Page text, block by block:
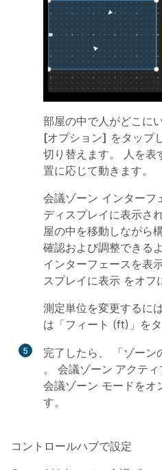
部屋の中で人がどこに
[オプション] をタップ
切り替えます。 人を表
置に応じて動きます。
会議ゾーン インターフ
ディスプレイに表示さ
屋の中を移動しながら
確認および調整できる
インターフェースを表
スプレイに表示 をオフ
測定単位を変更するに
は「フィート (ft)」をタ
5 完了したら、
「ゾー
。 会議ゾーン アクティ
会議ゾーン モードをオ
す。
コントロールハブで設定